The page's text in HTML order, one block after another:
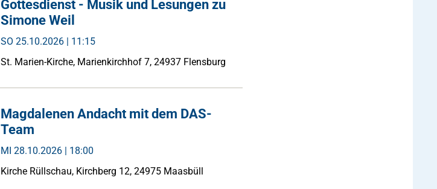
Gottesdienst - Musik und Lesungen zu
Simone Weil
SO 25.10.2026 | 11:15
St. Marien-Kirche, Marienkirchhof 7, 24937 Flensburg
Magdalenen Andacht mit dem DAS-
Team
MI 28.10.2026 | 18:00
Kirche Rüllschau, Kirchberg 12, 24975 Maasbüll